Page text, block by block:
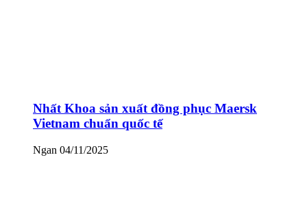
Nhất Khoa sản xuất đồng phục Maersk
Vietnam chuẩn quốc tế
Ngan 04/11/2025